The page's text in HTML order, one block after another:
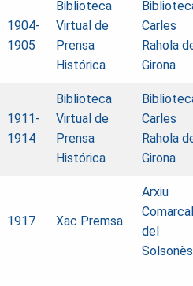
1904-
1905
Biblioteca
Virtual de
Prensa
Histórica
Carles
Rahola
Girona
1911-
1914
Biblioteca
Virtual de
Prensa
Histórica
Carles
Rahola
Girona
1917 Xac Premsa
Arxiu
Comarcal
del
Solsonès